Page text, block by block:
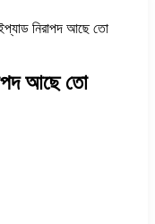
নিরাপদ আছে তো
আছে তো